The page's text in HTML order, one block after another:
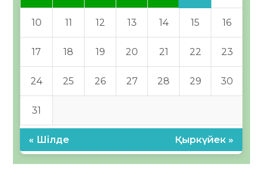
10 11 12 13 14 15 16
17 18 19 20 21 22 23
24 25 26 27 28 29 30
31
« Шілде Қыркүйек »